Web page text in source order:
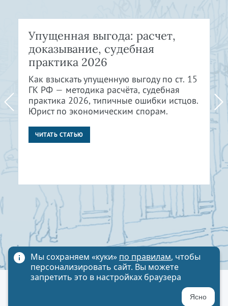
Упущенная выгода: расчет,
доказывание, судебная
практика 2026
Как взыскать упущенную выгоду по ст. 15
ГК РФ — методика расчёта, судебная
практика 2026, типичные ошибки истцов.
Юрист по экономическим спорам.
ЧИТАТЬ СТАТЬЮ
Политика обработки персональных данных
Мы сохраняем «куки» по правилам, чтобы
персонализировать сайт. Вы можете
запретить это в настройках браузера
Ясно